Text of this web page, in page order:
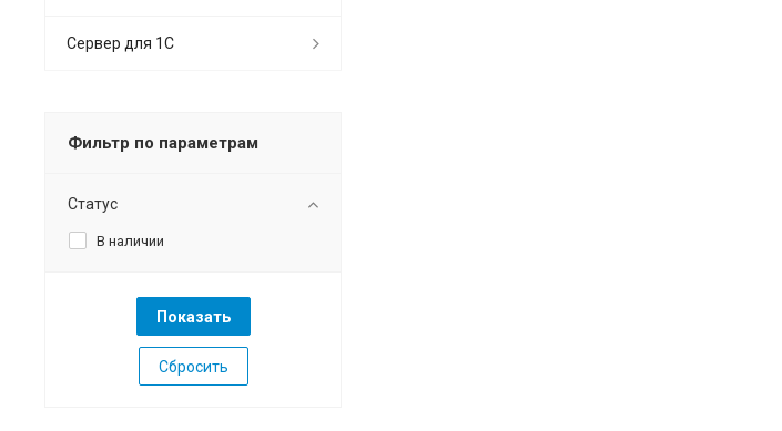
Сервер для 1С
Фильтр по параметрам
Статус
В наличии
Сбросить